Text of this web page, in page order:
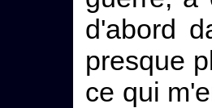
d'abord
presque
ce qui